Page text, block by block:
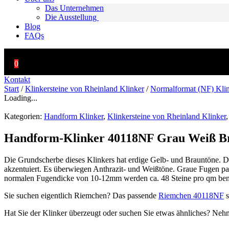
Das Unternehmen
Die Ausstellung
Blog
FAQs
0
Kontakt
Start /Klinkersteine von Rheinland Klinker/Normalformat (NF)
Loading...
Kategorien: Handform Klinker, Klinkersteine von Rheinland Klinker
Handform-Klinker 40118NF Grau Weiß
Die Grundscherbe dieses Klinkers hat erdige Gelb- und Brauntöne.
akzentuiert. Es überwiegen Anthrazit- und Weißtöne. Graue Fugen
normalen Fugendicke von 10-12mm werden ca. 48 Steine pro qm
Sie suchen eigentlich Riemchen? Das passende Riemchen 40118NF
Hat Sie der Klinker überzeugt oder suchen Sie etwas ähnliches?